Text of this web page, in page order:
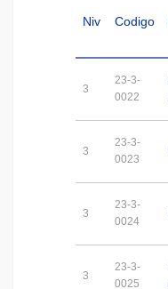
Niv Codigo
3
23-3-
0022
3
23-3-
0023
3
23-3-
0024
3
23-3-
0025